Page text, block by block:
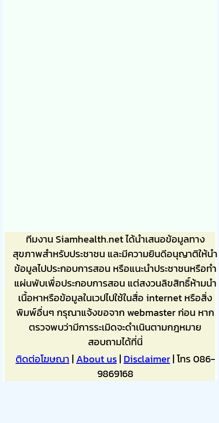
ทีมงาน Siamhealth.net ได้นำเสนอข้อมูลทาง
สุขภาพสำหรับประชาชน และมีความยินดีอนุญาติให้นำ
ข้อมูลไปประกอบการสอน หรือแนะนำประชาชนหรือทำ
แผ่นพับเพื่อประกอบการสอน แต่สงวนลิขสิทธิ์ห้ามนำ
เนื้อหาหรือข้อมูลในเวปไปใช้ในสื่อ internet หรือสิ่ง
พิมพ์อื่นๆ กรุณาแจ้งขอจาก webmaster ก่อน หาก
ตรวจพบว่ามีการระเมิดจะดำเนินตามกฎหมาย
สอบถามได้ที่นี่
ติดต่อโฆษณา|About us|Disclaimer| โทร 086-
9869168